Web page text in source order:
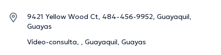
9421 Yellow Wood Ct, 484-456-9952, Guayaquil,
Guayas
Vídeo-consulta, , Guayaquil, Guayas